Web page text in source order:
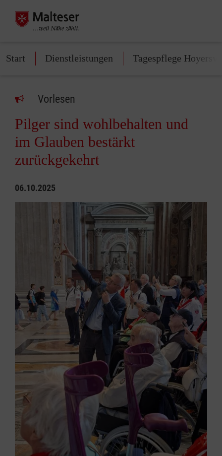
Start Dienstleistungen Tagespflege
Vorlesen
Pilger sind wohlbehalten und
im Glauben bestärkt
zurückgekehrt
06.10.2025